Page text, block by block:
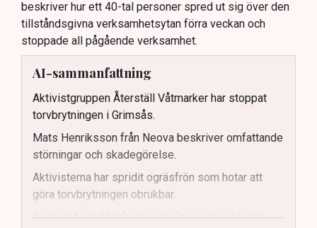
beskriver hur ett 40-tal personer spred ut sig över den
tillståndsgivna verksamhetsytan förra veckan och
stoppade all pågående verksamhet.
AI-sammanfattning
Aktivistgruppen Återställ Våtmarker har stoppat
torvbrytningen i Grimsås.
Mats Henriksson från Neova beskriver omfattande
störningar och skadegörelse.
Aktivisterna har spridit ogräsfrön som hotar att
göra torvbrytningen obrukbar.
Rickard Axdorff från Svensk Torv varnar för ett